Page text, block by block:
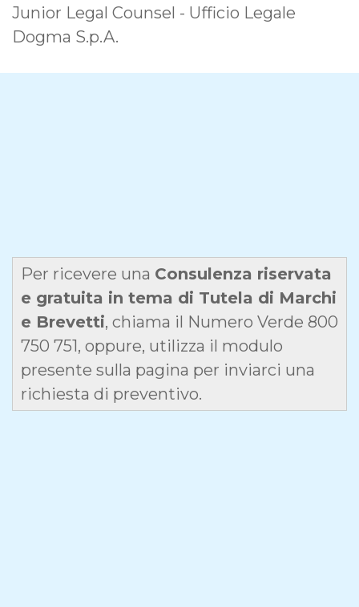
Junior Legal Counsel - Ufficio Legale
Dogma S.p.A.
Per ricevere una Consulenza riservata
e gratuita in tema di Tutela di Marchi
e Brevetti, chiama il Numero Verde 800
750 751, oppure, utilizza il modulo
presente sulla pagina per inviarci una
richiesta di preventivo.